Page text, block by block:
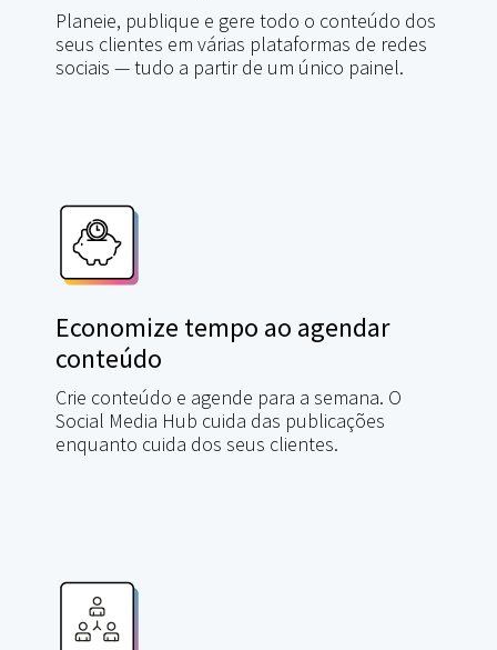
Planeie, publique e gere todo o conteúdo dos
seus clientes em várias plataformas de redes
sociais — tudo a partir de um único painel.
Economize tempo ao agendar
conteúdo
Crie conteúdo e agende para a semana. O
Social Media Hub cuida das publicações
enquanto cuida dos seus clientes.